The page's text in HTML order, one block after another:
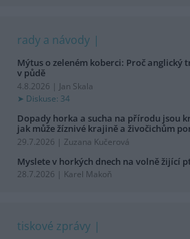
rady a návody
Mýtus o zeleném koberci: Proč anglický
v půdě
4.8.2026 | Jan Skala
Diskuse: 34
Dopady horka a sucha na přírodu jsou
jak může žíznivé krajině a živočichům
29.7.2026 | Zuzana Kučerová
Myslete v horkých dnech na volně žijící
28.7.2026 | Karel Makoň
tiskové zprávy